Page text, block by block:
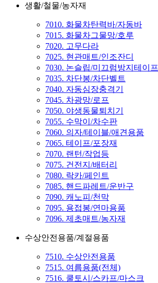
생활/철물/농자재
7010. 화물차탄력바/자동바
7015. 화물차그물망/호루
7020. 고무다라
7025. 현관매트/인조잔디
7030. 논슬립/미끄럼방지테이프
7035. 차단봉/차단벨트
7040. 자동심장충격기
7045. 차광망/로프
7050. 야생동물퇴치기
7055. 수막이/차수판
7060. 의자/테이블/애견용품
7065. 테이프/포장재
7070. 랜턴/작업등
7075. 건전지/배터리
7080. 락카/페인트
7085. 핸드파레트/운반구
7090. 캐노피/천막
7095. 용접봉/연마용품
7096. 제초매트/농자재
수상안전용품/계절용품
7510. 수상안전용품
7515. 여름용품(전체)
7516. 쿨토시/스카프/마스크